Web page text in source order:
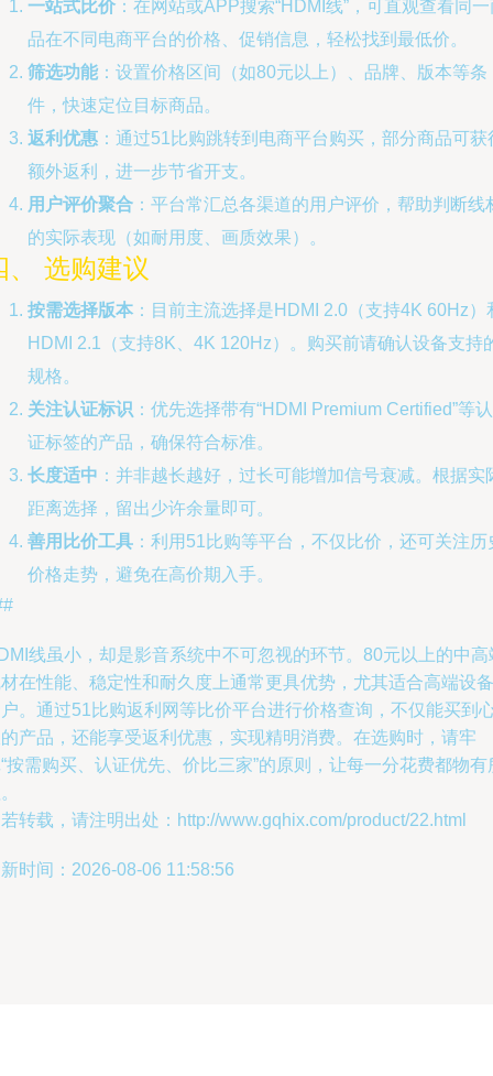
一站式比价 ：在网站或APP搜索“HDMI线”，可直观查看同
品在不同电商平台的价格、促销信息，轻松找到最低价。
筛选功能：设置价格区间（如80元以上）、品牌、版本等条
件，快速定位目标商品。
返利优惠 ：通过51比购跳转到电商平台购买，部分商品可获
额外返利，进一步节省开支。
用户评价聚合 ：平台常汇总各渠道的用户评价，帮助判断线
的实际表现（如耐用度、画质效果）。
、 选购建议
按需选择版本 ：目前主流选择是HDMI 2.0（支持4K 60Hz）
HDMI 2.1（支持8K、4K 120Hz）。购买前请确认设备支持
规格。
关注认证标识 ：优先选择带有“HDMI Premium Certified”等认
证标签的产品，确保符合标准。
长度适中 ：并非越长越好，过长可能增加信号衰减。根据实
距离选择，留出少许余量即可。
善用比价工具 ：利用51比购等平台，不仅比价，还可关注历
价格走势，避免在高价期入手。
线虽小，却是影音系统中不可忽视的环节。80元以上的中高
在性能、稳定性和耐久度上通常更具优势，尤其适合高端设备
。通过51比购返利网等比价平台进行价格查询，不仅能买到
产品，还能享受返利优惠，实现精明消费。在选购时，请牢
按需购买、认证优先、价比三家”的原则，让每一分花费都物有
转载，请注明出处：http://www.gqhix.com/product/22.html
时间：2026-08-06 11:58:56